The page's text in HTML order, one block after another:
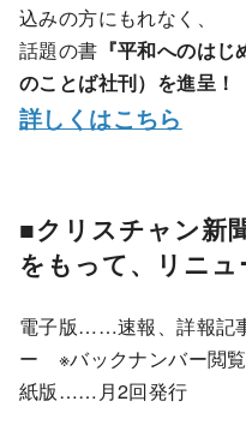
込みの方にもれなく、
話題の書 『平和へのは
のことば社刊）を進呈！
詳しくはこちら
■クリスチャン新
をもって、リニュ
電子版……速報、詳報記
ー ※バックナンバー閲
紙版……月2回発行